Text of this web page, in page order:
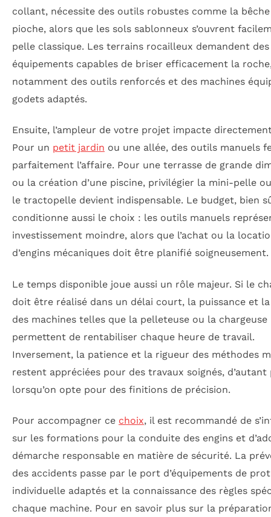
collant, nécessite des outils robustes comme la
pioche, alors que les sols sablonneux s’ouvrent
pelle classique. Les terrains rocailleux demandent des
équipements capables de briser efficacement la
notamment des outils renforcés et des machines
godets adaptés.
Ensuite, l’ampleur de votre projet impacte
Pour un petit jardin ou une allée, des outils manuels
parfaitement l’affaire. Pour une terrasse de grande
ou la création d’une piscine, privilégier la mini-pelle
le tractopelle devient indispensable. Le budget, bien
conditionne aussi le choix : les outils manuels
investissement moindre, alors que l’achat ou la
d’engins mécaniques doit être planifié soigneusement.
Le temps disponible joue aussi un rôle majeur. Si le
doit être réalisé dans un délai court, la puissance et
des machines telles que la pelleteuse ou la chargeuse
permettent de rentabiliser chaque heure de travail.
Inversement, la patience et la rigueur des méthodes
restent appréciées pour des travaux soignés, d’autant
lorsqu’on opte pour des finitions de précision.
Pour accompagner ce choix, il est recommandé de
sur les formations pour la conduite des engins et
démarche responsable en matière de sécurité. La
des accidents passe par le port d’équipements de
individuelle adaptés et la connaissance des règles
chaque machine. Pour en savoir plus sur la